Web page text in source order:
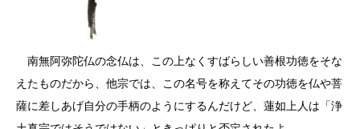
南無阿弥陀仏の念仏は、この上なくすばらしい善根功徳をそな
えたものだから、他宗では、この名号を称えてその功徳を仏や菩
薩に差しあげ自分の手柄のようにするんだけど、蓮如上人は「浄